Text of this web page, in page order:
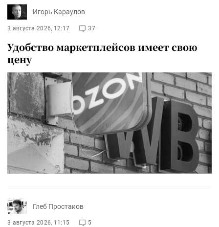
Игорь Караулов
3 августа 2026, 12:17 37
Удобство маркетплейсов имеет свою
цену
Глеб Простаков
3 августа 2026, 11:15 5